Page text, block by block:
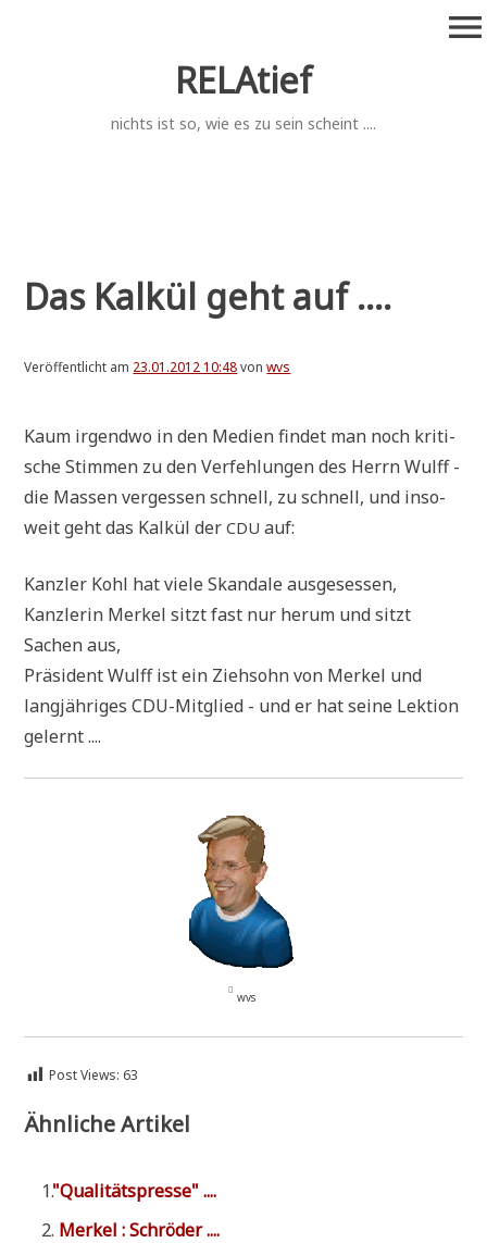
RELAtief
nichts ist so, wie es zu sein scheint ....
menu
Das Kalkül geht auf ....
Veröffentlicht am 23.01.2012 10:48vonwvs
Kaum irgend­wo in den Medi­en fin­det man noch kri­ti­
sche Stim­men zu den Ver­feh­lun­gen des Herrn Wulff -
die Mas­sen ver­ges­sen schnell, zu schnell, und inso­
weit geht das Kal­kül derCDU auf:
Kanz­ler Kohl hat vie­le Skan­da­le ausgesessen,
Kanz­le­rin Mer­kel sitzt fast nur her­um und sitzt
Sachen aus,
Prä­si­dent Wulff ist ein Zieh­sohn von Mer­kel und
lang­jäh­ri­ges CDU-Mit­glied - und er hat sei­ne Lek­ti­on
gelernt ....
 wvs
Post Views: 63
Ähnliche Artikel
"Qua­li­täts­pres­se" ....
Mer­kel : Schröder ....